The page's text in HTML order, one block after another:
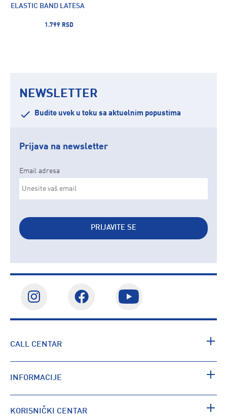
ELASTIC BAND LATESA
1.799 RSD
NEWSLETTER
Budite uvek u toku sa aktuelnim popustima
Prijava na newsletter
Email adresa
PRIJAVITE SE
CALL CENTAR
INFORMACIJE
KORISNIČKI CENTAR